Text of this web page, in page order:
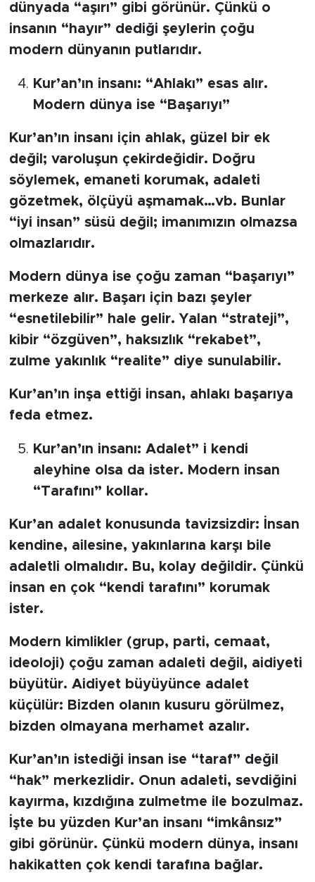
dünyada “aşırı” gibi görünür. Çünkü o
insanın “hayır” dediği şeylerin çoğu
modern dünyanın putlarıdır.
Kur’an’ın insanı: “Ahlakı” esas alır.
Modern dünya ise “Başarıyı”
Kur’an’ın insanı için ahlak, güzel bir ek
değil; varoluşun çekirdeğidir. Doğru
söylemek, emaneti korumak, adaleti
gözetmek, ölçüyü aşmamak…vb. Bunlar
“iyi insan” süsü değil; imanımızın olmazsa
olmazlarıdır.
Modern dünya ise çoğu zaman “başarıyı”
merkeze alır. Başarı için bazı şeyler
“esnetilebilir” hale gelir. Yalan “strateji”,
kibir “özgüven”, haksızlık “rekabet”,
zulme yakınlık “realite” diye sunulabilir.
Kur’an’ın inşa ettiği insan, ahlakı başarıya
feda etmez.
Kur’an’ın insanı: Adalet” i kendi
aleyhine olsa da ister. Modern insan
“Tarafını” kollar.
Kur’an adalet konusunda tavizsizdir: İnsan
kendine, ailesine, yakınlarına karşı bile
adaletli olmalıdır. Bu, kolay değildir. Çünkü
insan en çok “kendi tarafını” korumak
ister.
Modern kimlikler (grup, parti, cemaat,
ideoloji) çoğu zaman adaleti değil, aidiyeti
büyütür. Aidiyet büyüyünce adalet
küçülür: Bizden olanın kusuru görülmez,
bizden olmayana merhamet azalır.
Kur’an’ın istediği insan ise “taraf” değil
“hak” merkezlidir. Onun adaleti, sevdiğini
kayırma, kızdığına zulmetme ile bozulmaz.
İşte bu yüzden Kur’an insanı “imkânsız”
gibi görünür. Çünkü modern dünya, insanı
hakikatten çok kendi tarafına bağlar.